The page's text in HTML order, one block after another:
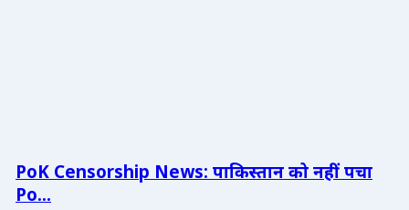
PoK Censorship News: पाकिस्तान को नहीं पचा
Po...